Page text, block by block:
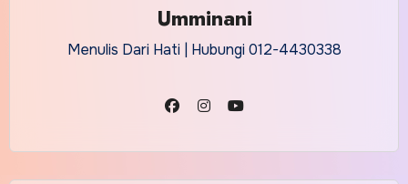
Umminani
Menulis Dari Hati | Hubungi 012-4430338